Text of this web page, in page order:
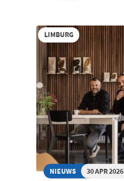
LIMBURG
NIEUWS 30 APR 2026